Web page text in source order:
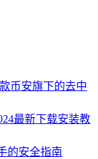
币安旗下的去中
最新下载安装教
的安全指南